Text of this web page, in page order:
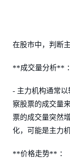
在股市中，判断
**成交量分析** ：
- 主力机构通常
察股票的成交量
票的成交量突然
化，可能是主力
**价格走势** ：